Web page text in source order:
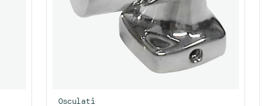
Osculati